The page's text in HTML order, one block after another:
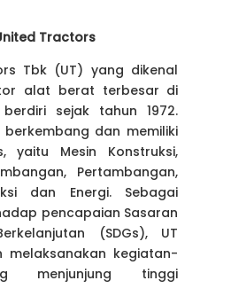
Tractors
Tbk (UT) yang dikenal
alat berat terbesar di
sejak tahun 1972.
dan memiliki
yaitu Mesin Konstruksi,
Pertambangan,
dan Energi. Sebagai
pencapaian Sasaran
(SDGs), UT
melaksanakan kegiatan-
menjunjung tinggi